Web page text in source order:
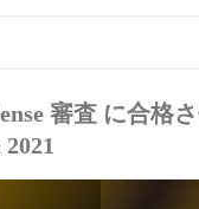
ッ
ト
い、
い
審査 に合格